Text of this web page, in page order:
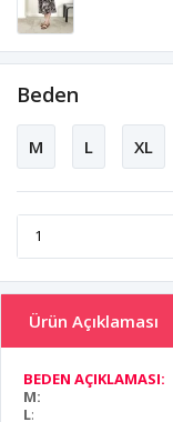
Beden
M L XL
Ürün Açıklaması
BEDEN AÇIKLAMASI:
M:
L: